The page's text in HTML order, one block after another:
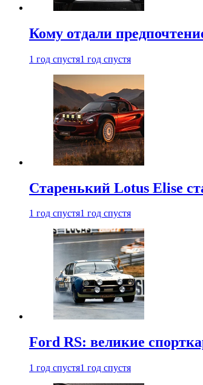
Кому отдали
1 год спустя1 год спустя
Старенький Lotus Elise
1 год спустя1 год спустя
Ford RS: великие
1 год спустя1 год спустя